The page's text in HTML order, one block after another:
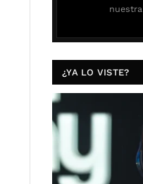
nuestra
¿YA LO VISTE?